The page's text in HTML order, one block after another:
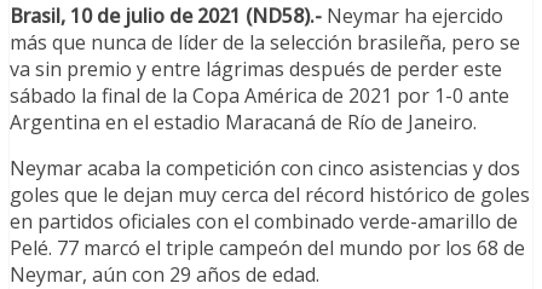
Brasil, 10 de julio de 2021 (ND58).- Neymar ha ejercido
más que nunca de líder de la selección brasileña, pero se
va sin premio y entre lágrimas después de perder este
sábado la final de la Copa América de 2021 por 1-0 ante
Argentina en el estadio Maracaná de Río de Janeiro.
Neymar acaba la competición con cinco asistencias y dos
goles que le dejan muy cerca del récord histórico de goles
en partidos oficiales con el combinado verde-amarillo de
Pelé. 77 marcó el triple campeón del mundo por los 68 de
Neymar, aún con 29 años de edad.